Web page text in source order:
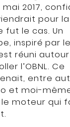
2017,
pour la
fut le cas. Un
inspiré par le
réuni autour
l’OBNL. Ce
entre
et moi-
moteur qui